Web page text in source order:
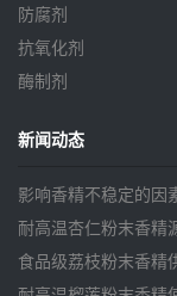
防腐剂
抗氧化剂
酶制剂
新闻动态
影响香精不稳定的因
耐高温杏仁粉末香精
食品级荔枝粉末香精